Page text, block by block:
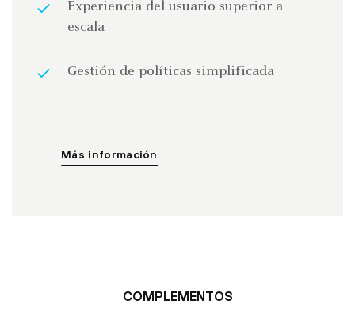
Experiencia del usuario superior a
escala
Gestión de políticas simplificada
Más información
COMPLEMENTOS